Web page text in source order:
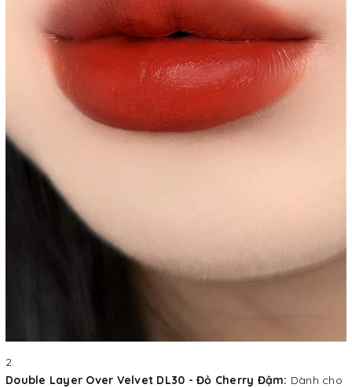
Double Layer Over Velvet DL30 - Đỏ Cherry Đậm: Dành cho